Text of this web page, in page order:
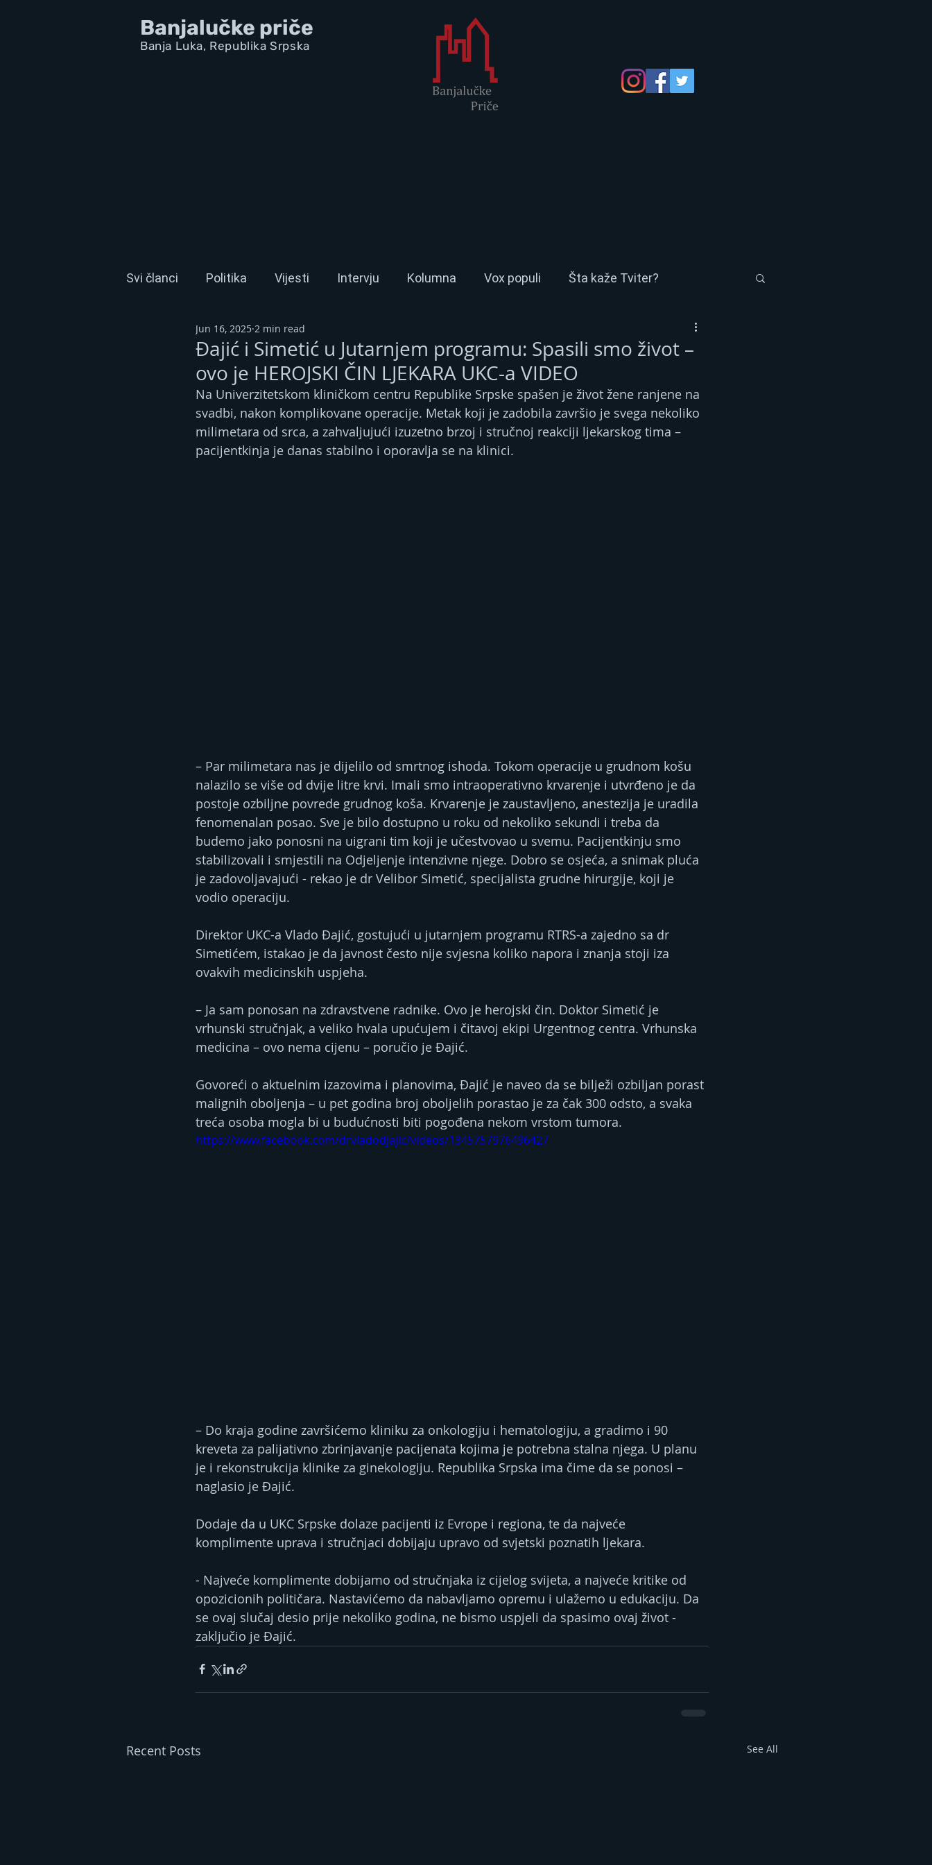
Banjalučke priče
Banja Luka, Republika Srpska
Svi članci Politika Vijesti Intervju Kolumna Vox populi Šta kaže Tviter?
Đajić i Simetić u Jutarnjem programu: Spasili smo život –
ovo je HEROJSKI ČIN LJEKARA UKC-a VIDEO
Jun 16, 2025 2 min read
Na Univerzitetskom kliničkom centru Republike Srpske spašen je život žene ranjene na
svadbi, nakon komplikovane operacije. Metak koji je zadobila završio je svega nekoliko
milimetara od srca, a zahvaljujući izuzetno brzoj i stručnoj reakciji ljekarskog tima –
pacijentkinja je danas stabilno i oporavlja se na klinici.
– Par milimetara nas je dijelilo od smrtnog ishoda. Tokom operacije u grudnom košu
nalazilo se više od dvije litre krvi. Imali smo intraoperativno krvarenje i utvrđeno je da
postoje ozbiljne povrede grudnog koša. Krvarenje je zaustavljeno, anestezija je uradila
fenomenalan posao. Sve je bilo dostupno u roku od nekoliko sekundi i treba da
budemo jako ponosni na uigrani tim koji je učestvovao u svemu. Pacijentkinju smo
stabilizovali i smjestili na Odjeljenje intenzivne njege. Dobro se osjeća, a snimak pluća
je zadovoljavajući - rekao je dr Velibor Simetić, specijalista grudne hirurgije, koji je
vodio operaciju.
Direktor UKC-a Vlado Đajić, gostujući u jutarnjem programu RTRS-a zajedno sa dr
Simetićem, istakao je da javnost često nije svjesna koliko napora i znanja stoji iza
ovakvih medicinskih uspjeha.
– Ja sam ponosan na zdravstvene radnike. Ovo je herojski čin. Doktor Simetić je
vrhunski stručnjak, a veliko hvala upućujem i čitavoj ekipi Urgentnog centra. Vrhunska
medicina – ovo nema cijenu – poručio je Đajić.
Govoreći o aktuelnim izazovima i planovima, Đajić je naveo da se bilježi ozbiljan porast
malignih oboljenja – u pet godina broj oboljelih porastao je za čak 300 odsto, a svaka
treća osoba mogla bi u budućnosti biti pogođena nekom vrstom tumora.
https://www.facebook.com/drvladodjajic/videos/1345757976496427
– Do kraja godine završićemo kliniku za onkologiju i hematologiju, a gradimo i 90
kreveta za palijativno zbrinjavanje pacijenata kojima je potrebna stalna njega. U planu
je i rekonstrukcija klinike za ginekologiju. Republika Srpska ima čime da se ponosi –
naglasio je Đajić.
Dodaje da u UKC Srpske dolaze pacijenti iz Evrope i regiona, te da najveće
komplimente uprava i stručnjaci dobijaju upravo od svjetski poznatih ljekara.
- Najveće komplimente dobijamo od stručnjaka iz cijelog svijeta, a najveće kritike od
opozicionih političara. Nastavićemo da nabavljamo opremu i ulažemo u edukaciju. Da
se ovaj slučaj desio prije nekoliko godina, ne bismo uspjeli da spasimo ovaj život -
zaključio je Đajić.
Recent Posts See All